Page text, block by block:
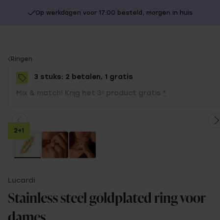
Op werkdagen voor 17:00 besteld, morgen in huis
You
are
here:
Ringen
3 stuks: 2 betalen, 1 gratis
Mix & match! Krijg het 3ᵉ product gratis *
2+1
Lucardi
Stainless steel goldplated ring voor